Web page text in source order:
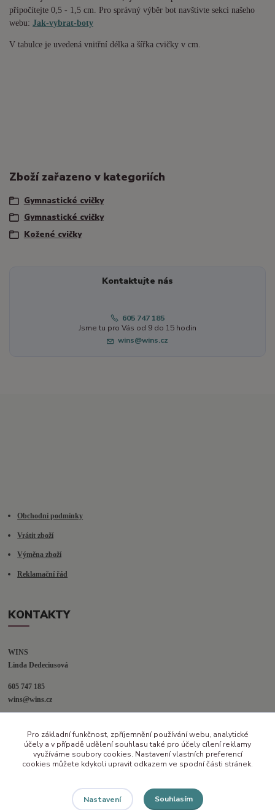
připočítejte 0,5 - 1,5 cm. Pro správný výběr bot navštivte sekci našeho
webu: Jak-vybrat-boty
V tabulce je uvedená vnitřní délka a šířka cvičky v cm.
Zboží zařazeno v kategoriích
Gymnastické cvičky
Gymnastické cvičky
Kožené cvičky
Kontaktujte nás
605 747 185
Jsme tu pro Vás od 9 do 15 hodin
wins@wins.cz
Obchodní podmínky
Vrátit zboží
Výměna zboží
Reklamační řád
KONTAKTY
WINS
Linda Dedeciusová
605 747 185
wins@wins.cz
Šenov u N. Jičína
Pro základní funkčnost, zpříjemnění používání webu, analytické
účely a v případě udělení souhlasu také pro účely cílení reklamy
využíváme soubory cookies. Nastavení vlastních preferencí
cookies můžete kdykoli upravit odkazem ve spodní části stránek.
Nastavení Souhlasím